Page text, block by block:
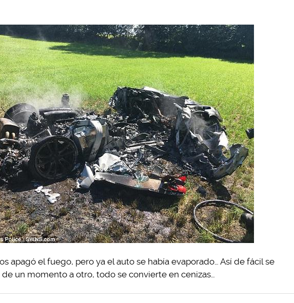
apagó el fuego, pero ya el auto se había evaporado… Así de fácil se
un momento a otro, todo se convierte en cenizas…